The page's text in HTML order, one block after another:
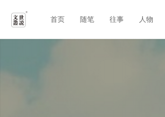
首页 随笔 往事 人物